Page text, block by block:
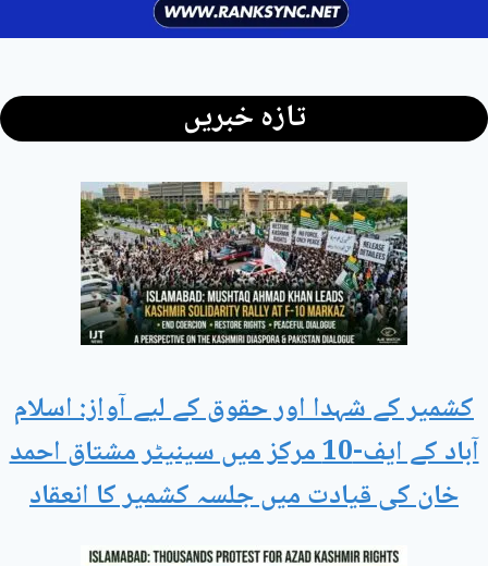
تازہ خبریں
کشمیر کے شہدا اور حقوق کے لیے آواز: اسلام
آباد کے ایف-10 مرکز میں سینیٹر مشتاق احمد
خان کی قیادت میں جلسہ کشمیر کا انعقاد